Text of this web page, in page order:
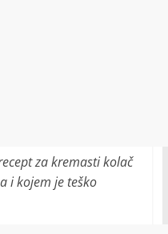
za kremasti kolač
i kojem je teško